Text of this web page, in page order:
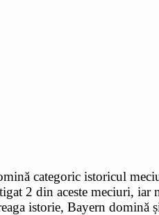
categoric istoricul
2 din aceste meciuri,
istorie, Bayern